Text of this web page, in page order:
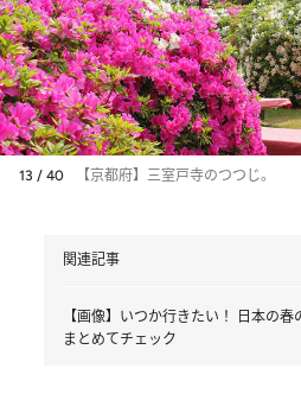
13 / 40 【京都府】三室戸寺のつつじ。
関連記事
【画像】いつか行きたい！ 日本の
まとめてチェック